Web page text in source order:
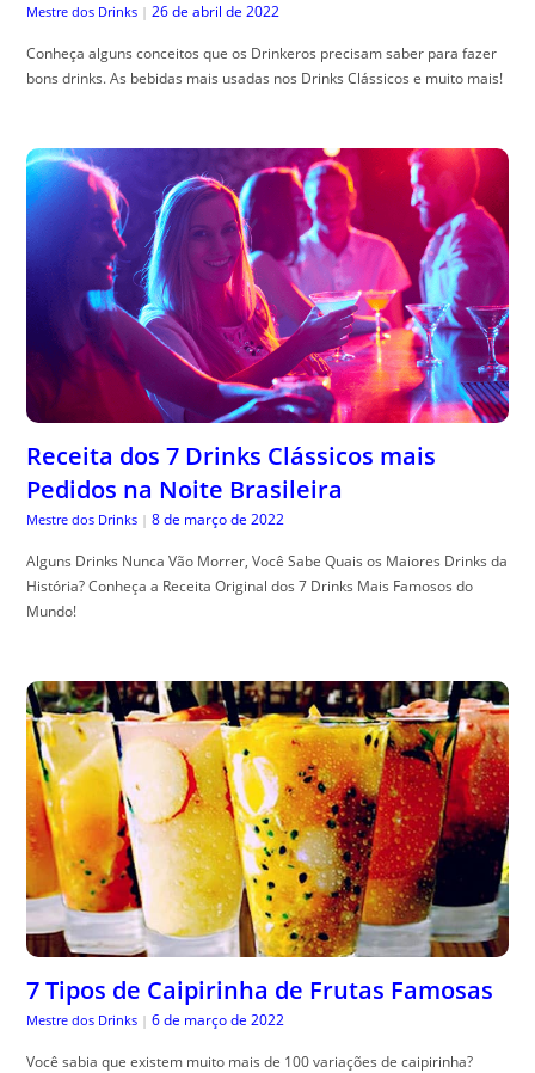
Mestre dos Drinks | 26 de abril de 2022
Conheça alguns conceitos que os Drinkeros precisam saber para fazer
bons drinks. As bebidas mais usadas nos Drinks Clássicos e muito mais!
Receita dos 7 Drinks Clássicos mais
Pedidos na Noite Brasileira
Mestre dos Drinks | 8 de março de 2022
Alguns Drinks Nunca Vão Morrer, Você Sabe Quais os Maiores Drinks da
História? Conheça a Receita Original dos 7 Drinks Mais Famosos do
Mundo!
7 Tipos de Caipirinha de Frutas Famosas
Mestre dos Drinks | 6 de março de 2022
Você sabia que existem muito mais de 100 variações de caipirinha?